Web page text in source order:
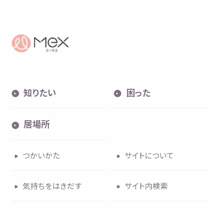
知りたい 困った
居場所
つかいかた サイトについて
気持ちをはきだす サイト内検索